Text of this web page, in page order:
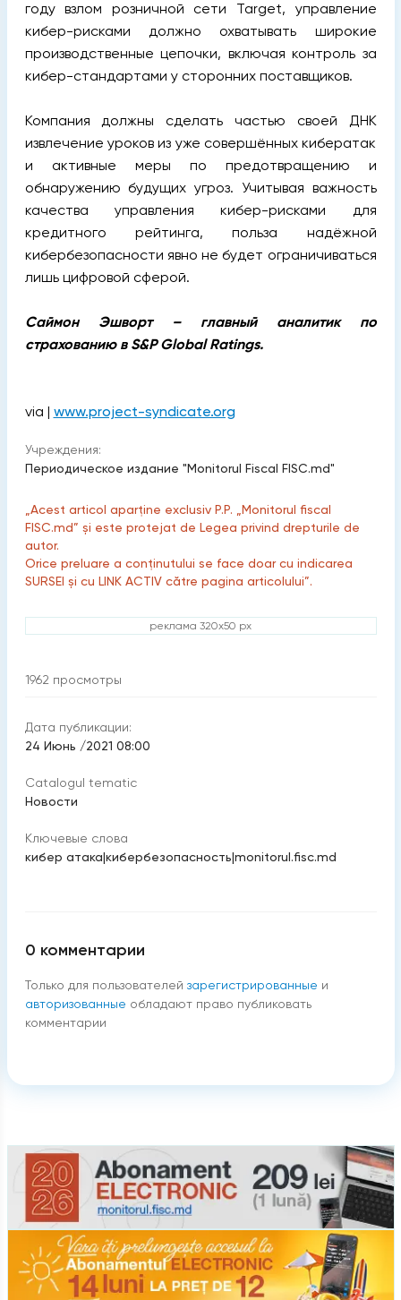
году взлом розничной сети Target, управление
кибер-рисками должно охватывать широкие
производственные цепочки, включая контроль за
кибер-стандартами у сторонних поставщиков.
Компания должны сделать частью своей ДНК
извлечение уроков из уже совершённых кибератак
и активные меры по предотвращению и
обнаружению будущих угроз. Учитывая важность
качества управления кибер-рисками для
кредитного рейтинга, польза надёжной
кибербезопасности явно не будет ограничиваться
лишь цифровой сферой.
Саймон Эшворт – главный аналитик по
страхованию в S&P Global Ratings.
via | www.project-syndicate.org
Учреждения:
Периодическое издание "Monitorul Fiscal FISC.md"
„Acest articol aparține exclusiv P.P. „Monitorul fiscal
FISC.md” și este protejat de Legea privind drepturile de
autor.
Orice preluare a conținutului se face doar cu indicarea
SURSEI și cu LINK ACTIV către pagina articolului”.
реклама 320x50 px
1962 просмотры
Дата публикации:
24 Июнь /2021 08:00
Catalogul tematic
Новости
Ключевые слова
кибер атака|кибербезопасность|monitorul.fisc.md
0 комментарии
Только для пользователей зарегистрированные и
авторизованные обладают право публиковать
комментарии